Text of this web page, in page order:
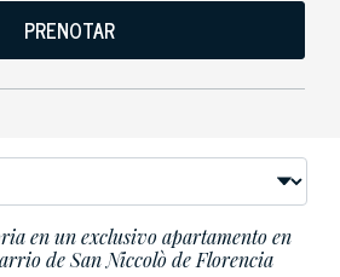
PRENOTAR
en un exclusivo apartamento en
de San Niccolò de Florencia